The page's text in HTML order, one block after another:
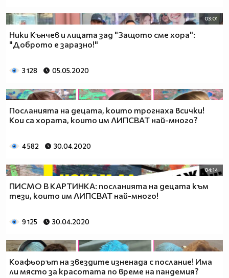
03:01
Ники Кънчев и лицата зад "Защото сме хора":
"Доброто е заразно!"
3 128 05.05.2020
Посланията на децата, които трогнаха всички!
Кои са хората, които им ЛИПСВАТ най-много?
4 582 30.04.2020
04:14
ПИСМО В КАРТИНКА: посланията на децата към
тези, които им ЛИПСВАТ най-много!
9 125 30.04.2020
Коафьорът на звездите изненада с послание! Има
ли място за красотата по време на пандемия?